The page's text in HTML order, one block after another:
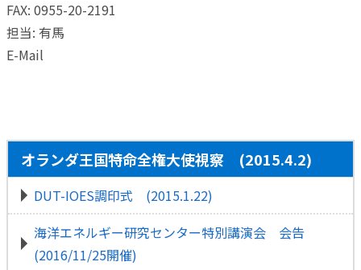
オランダ王国特命全権大使視察 (2015.4.2)
DUT-IOES調印式 (2015.1.22)
海洋エネルギー研究センター特別講演会 会告
(2016/11/25開催)
FAX: 0955-20-2191
担当: 有馬
E-Mail